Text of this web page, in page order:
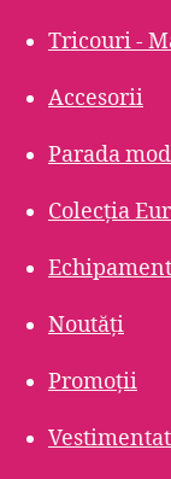
Tricouri -
Accesorii
Parada
Colecția
Noutăți
Promoții